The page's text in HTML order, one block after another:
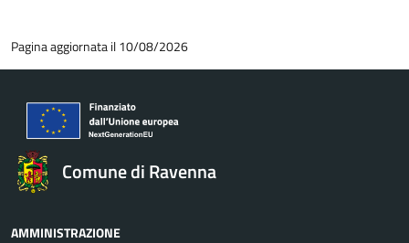
Pagina aggiornata il 10/08/2026
Comune di Ravenna
AMMINISTRAZIONE